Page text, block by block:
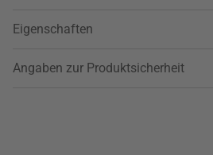
Eigenschaften
Angaben zur Produktsicherheit